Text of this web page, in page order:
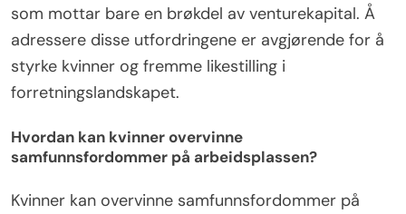
som mottar bare en brøkdel av venturekapital. Å
adressere disse utfordringene er avgjørende for å
styrke kvinner og fremme likestilling i
forretningslandskapet.
Hvordan kan kvinner overvinne
samfunnsfordommer på arbeidsplassen?
Kvinner kan overvinne samfunnsfordommer på